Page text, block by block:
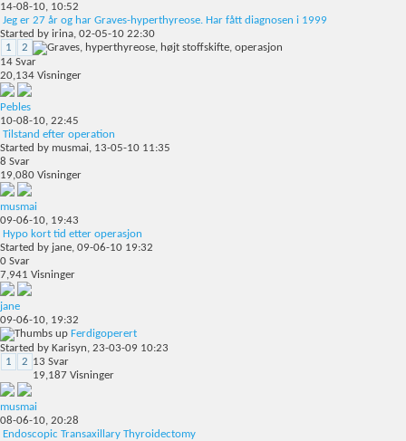
14-08-10, 10:52
Jeg er 27 år og har Graves-hyperthyreose. Har fått diagnosen i 1999
Started by irina, 02-05-10 22:30
1
2
14 Svar
20,134 Visninger
Pebles
10-08-10, 22:45
Tilstand efter operation
Started by musmai, 13-05-10 11:35
8 Svar
19,080 Visninger
musmai
09-06-10, 19:43
Hypo kort tid etter operasjon
Started by jane, 09-06-10 19:32
0 Svar
7,941 Visninger
jane
09-06-10, 19:32
Ferdigoperert
Started by Karisyn, 23-03-09 10:23
1
2 13 Svar
19,187 Visninger
musmai
08-06-10, 20:28
Endoscopic Transaxillary Thyroidectomy